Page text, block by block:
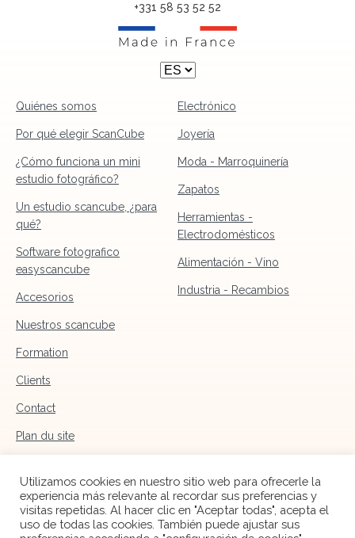
+331 58 53 52 52
Quiénes somos
Por qué elegir ScanCube
¿Cómo funciona un mini
estudio fotográfico?
Un estudio scancube, ¿para
qué?
Software fotografico
easyscancube
Accesorios
Nuestros scancube
Formation
Clients
Contact
Plan du site
Electrónico
Joyería
Moda - Marroquinería
Zapatos
Herramientas -
Electrodomésticos
Alimentación - Vino
Industria - Recambios
Utilizamos cookies en nuestro sitio web para ofrecerle la
experiencia más relevante al recordar sus preferencias y
visitas repetidas. Al hacer clic en "Aceptar todas", acepta el
uso de todas las cookies. También puede ajustar sus